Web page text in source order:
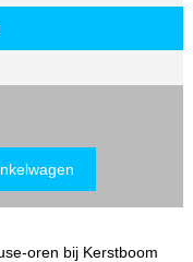
oren bij Kerstboom